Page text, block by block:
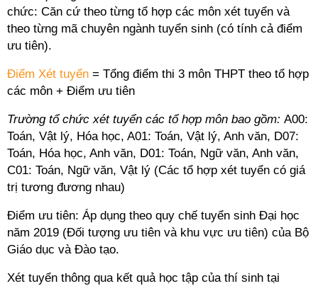
chức: Căn cứ theo từng tổ hợp các môn xét tuyển và
theo từng mã chuyên ngành tuyển sinh (có tính cả điểm
ưu tiên).
Điểm Xét tuyển = Tổng điểm thi 3 môn THPT theo tổ hợp
các môn + Điểm ưu tiên
Trường tổ chức xét tuyển các tổ hợp môn bao gồm: A00:
Toán, Vật lý, Hóa học, A01: Toán, Vật lý, Anh văn, D07:
Toán, Hóa học, Anh văn, D01: Toán, Ngữ văn, Anh văn,
C01: Toán, Ngữ văn, Vật lý (Các tổ hợp xét tuyển có giá
trị tương đương nhau)
Điểm ưu tiên: Áp dụng theo quy chế tuyển sinh Đại học
năm 2019 (Đối tượng ưu tiên và khu vực ưu tiên) của Bộ
Giáo dục và Đào tạo.
Xét tuyển thông qua kết quả học tập của thí sinh tại